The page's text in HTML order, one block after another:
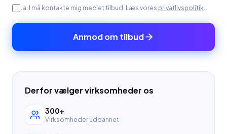
Ja, I må kontakte mig med et tilbud. Læs vores privatlivspolitik.
Anmod om tilbud
Derfor vælger virksomheder os
300+
Virksomheder uddannet